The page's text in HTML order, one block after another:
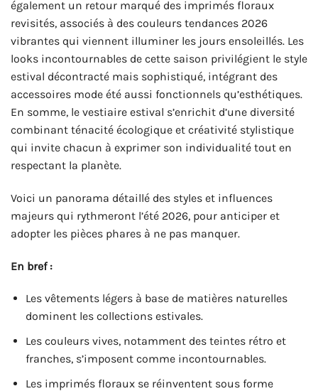
également un retour marqué des imprimés floraux
revisités, associés à des couleurs tendances 2026
vibrantes qui viennent illuminer les jours ensoleillés. Les
looks incontournables de cette saison privilégient le style
estival décontracté mais sophistiqué, intégrant des
accessoires mode été aussi fonctionnels qu’esthétiques.
En somme, le vestiaire estival s’enrichit d’une diversité
combinant ténacité écologique et créativité stylistique
qui invite chacun à exprimer son individualité tout en
respectant la planète.
Voici un panorama détaillé des styles et influences
majeurs qui rythmeront l’été 2026, pour anticiper et
adopter les pièces phares à ne pas manquer.
En bref :
Les vêtements légers à base de matières naturelles
dominent les collections estivales.
Les couleurs vives, notamment des teintes rétro et
franches, s’imposent comme incontournables.
Les imprimés floraux se réinventent sous forme